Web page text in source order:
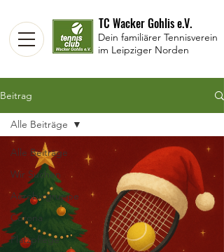
TC Wacker Gohlis e.V.
Dein familiärer Tennisverein
im Leipziger Norden
Beitrag
Alle Beiträge
Wir Suchen
Aerobicgruppe
Corona
Platzpflege
Alle Beiträge